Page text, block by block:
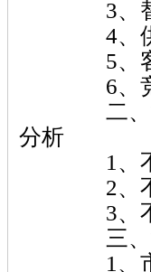
3、替代
4、供应
5、客
6、竞争
二、深海
分析
1、不同
2、不同
3、不同
三、深海
1、市场